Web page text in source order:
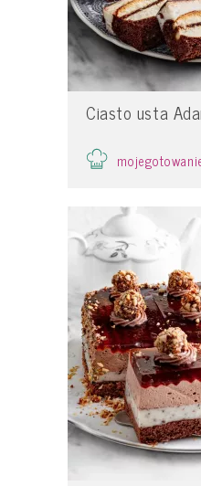
Ciasto usta